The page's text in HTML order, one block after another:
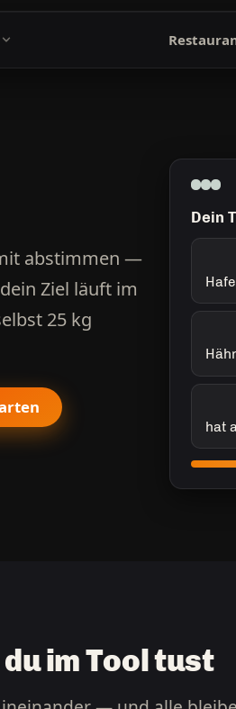
abstimmen —
Ziel läuft im
25 kg
Dein
hat
im Tool tust